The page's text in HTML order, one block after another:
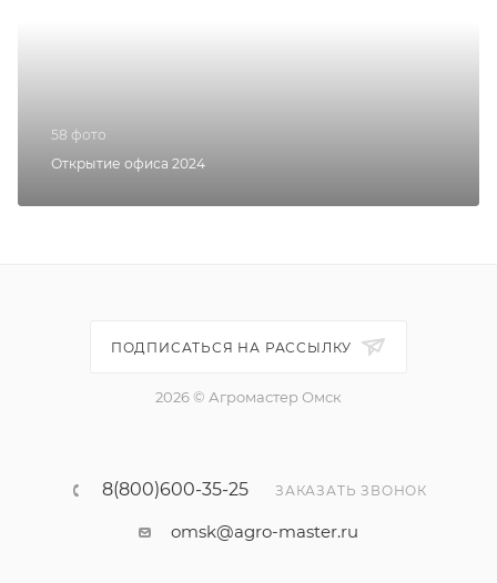
58 фото
Открытие офиса 2024
ПОДПИСАТЬСЯ НА РАССЫЛКУ
2026 © Агромастер Омск
8(800)600-35-25 ЗАКАЗАТЬ ЗВОНОК
omsk@agro-master.ru